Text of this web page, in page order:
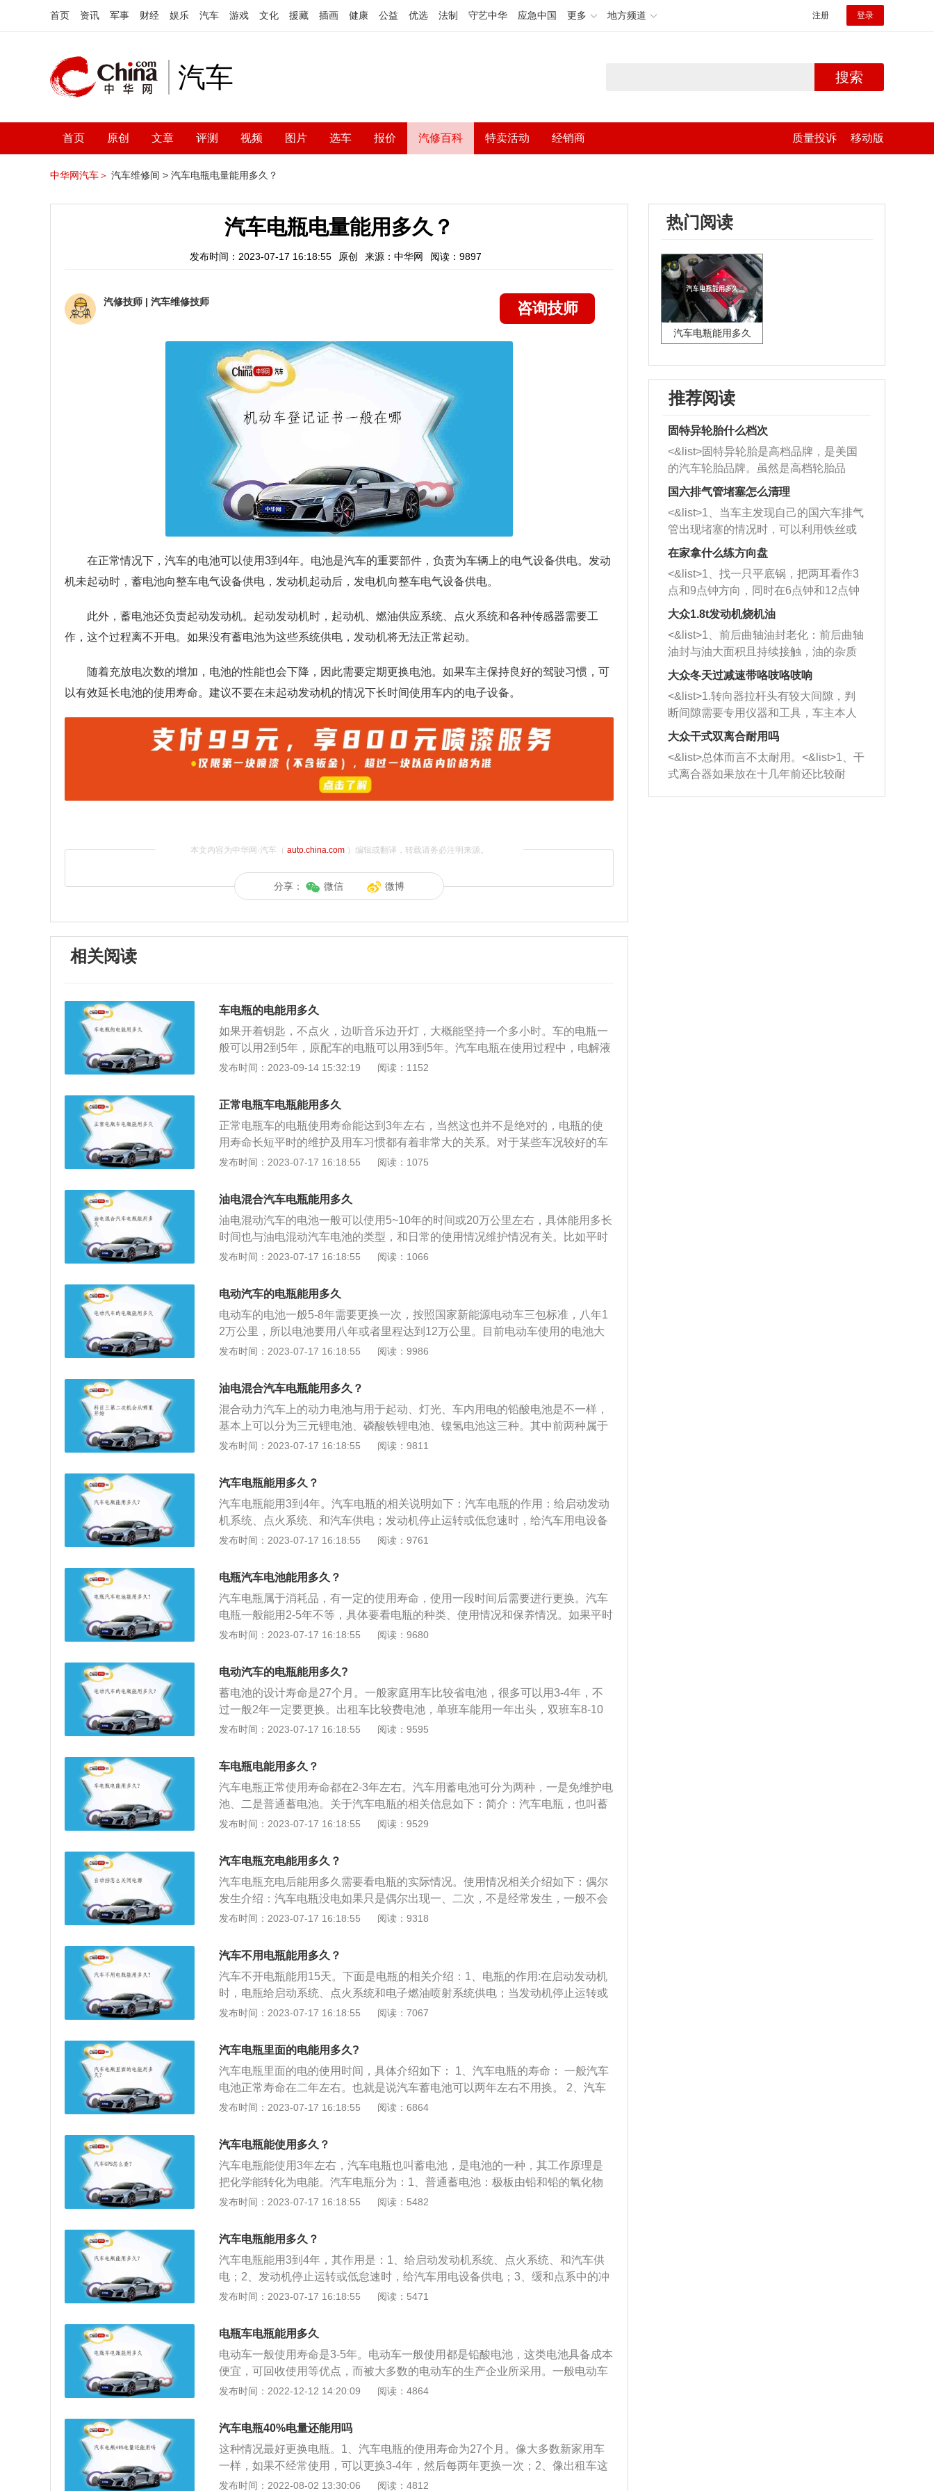
首页 资讯 军事 财经 娱乐 汽车 游戏 文化 援藏 插画 健康 公益 优选 法制 守艺中华 应急中国 更多 地方频道 注册 登录
汽车 搜索
首页 原创 文章 评测 视频 图片 选车 报价 汽修百科 特卖活动 经销商 质量投诉 移动版
中华网汽车＞ 汽车维修间 > 汽车电瓶电量能用多久？
汽车电瓶电量能用多久？
发布时间：2023-07-17 16:18:55 原创 来源：中华网 阅读：9897
汽修技师 | 汽车维修技师 咨询技师
在正常情况下，汽车的电池可以使用3到4年。电池是汽车的重要部件，负责为车辆上的电气设备供电。发动
机未起动时，蓄电池向整车电气设备供电，发动机起动后，发电机向整车电气设备供电。
此外，蓄电池还负责起动发动机。起动发动机时，起动机、燃油供应系统、点火系统和各种传感器需要工
作，这个过程离不开电。如果没有蓄电池为这些系统供电，发动机将无法正常起动。
随着充放电次数的增加，电池的性能也会下降，因此需要定期更换电池。如果车主保持良好的驾驶习惯，可
以有效延长电池的使用寿命。建议不要在未起动发动机的情况下长时间使用车内的电子设备。
本文内容为中华网·汽车（ auto.china.com）编辑或翻译，转载请务必注明来源。
分享： 微信 微博
相关阅读
车电瓶的电能用多久
如果开着钥匙，不点火，边听音乐边开灯，大概能坚持一个多小时。车的电瓶一
般可以用2到5年，原配车的电瓶可以用3到5年。汽车电瓶在使用过程中，电解液
会自然挥发损耗，如果电瓶电解液不足，会出现没电的情况，这时需要补充电解
长期停放，建议把电瓶负极拔掉，避免亏电，应一星期启动一次汽车，使电瓶在
尘、油污以及白色酸蚀粉末，这样能延长电瓶的使用寿命。
发布时间：2023-09-14 15:32:19 阅读：1152
正常电瓶车电瓶能用多久
正常电瓶车的电瓶使用寿命能达到3年左右，当然这也并不是绝对的，电瓶的使
用寿命长短平时的维护及用车习惯都有着非常大的关系。对于某些车况较好的车
辆来说，电瓶使用个5、6年都没问题。但是，如果车主的驾驶习惯非常不好的情
1、电瓶每次使用的放电深度越小，那么电瓶的使用寿命就会越长，所以不管电
瓶车的电瓶容量有多大，车主都应该要养成随用随充的习惯。2、如果电瓶需要
长时间的放置，那么一定要记得充足电，并且定期给电瓶补充电量，一般一个月
补充个1-2次。3、大电流放电对电瓶车的电瓶有一定的损害，所以驾驶电瓶车在
起步或者是上坡时，尽量用脚蹬辅助加力。
发布时间：2023-07-17 16:18:55 阅读：1075
油电混合汽车电瓶能用多久
油电混动汽车的电池一般可以使用5~10年的时间或20万公里左右，具体能用多长
时间也与油电混动汽车电池的类型，和日常的使用情况维护情况有关。比如平时
使用车子比较频繁，自然电瓶的使用寿命也会有所缩短。混合动力汽车上的动力
池、磷酸铁锂电池和镍氢电池。油电混动汽车的电池日常维护：1、想要保养油
没有接触不良等情况，车内电压是不是在正常的范围，更要对电池状况进行检
查。2、在使用油电混合车子的时候，勤给车辆的电池充电，铅酸蓄电池应保持
随用随充电的习惯，不可以直到电池电量用尽再充，那样会影响电池续航。如果
使用配套的专用型充电头，对车辆电池更为友好。
发布时间：2023-07-17 16:18:55 阅读：1066
电动汽车的电瓶能用多久
电动车的电池一般5-8年需要更换一次，按照国家新能源电动车三包标准，八年1
2万公里，所以电池要用八年或者里程达到12万公里。目前电动车使用的电池大
部分是锂电池。其优点是温度低，损耗低。锂电池也分为三元锂电池和磷酸铁锂
题是硬伤。三元锂电池的特点是在相同的体积和重量下，能量密度高，容量大，
电池一致性好，生产工艺成熟。根据日本汽车电池组的研究报告，三元锂电池的
循环寿命约为1500次(正常工作条件下)，而满充放电的使用寿命约为800次。同
时，在电池利用率大于25%的情况下，电池在正常工作条件下可充电1200次。
发布时间：2023-07-17 16:18:55 阅读：9986
油电混合汽车电瓶能用多久？
混合动力汽车上的动力电池与用于起动、灯光、车内用电的铅酸电池是不一样，
基本上可以分为三元锂电池、磷酸铁锂电池、镍氢电池这三种。其中前两种属于
锂离子电池，三元锂电池循环寿命在1000次以内，磷酸铁锂2000次左右，用在混
间停放：发现车辆长时间不运行时，电池在放置中自动放电，车主想用车时，电
动器，保证电池的电量始终充足。定期检查：车辆电瓶寿命为3至4年，高档车的
车内电子系统较多，电瓶寿命相对缩短，因此可定期测量电瓶的蓄电状况，使电
瓶始终保持最佳工作状态。
发布时间：2023-07-17 16:18:55 阅读：9811
汽车电瓶能用多久？
汽车电瓶能用3到4年。汽车电瓶的相关说明如下：汽车电瓶的作用：给启动发动
机系统、点火系统、和汽车供电；发动机停止运转或低怠速时，给汽车用电设备
供电；缓和点系中的冲击电压，保护汽车上的电子设备。电瓶保养方法：不要过
排气孔避免堵塞；避免电瓶水位过低；长期停车时要一周启动一次车辆为电瓶充
发布时间：2023-07-17 16:18:55 阅读：9761
电瓶汽车电池能用多久？
汽车电瓶属于消耗品，有一定的使用寿命，使用一段时间后需要进行更换。汽车
电瓶一般能用2-5年不等，具体要看电瓶的种类、使用情况和保养情况。如果平时
保养得当，再加上好的用车习惯，汽车电瓶寿命可以得到一定的延长，可以用4-5
蓄电池），目前大部分车型采用的是免维护电瓶，而大多数日系车则采用普通电
在2年左右，因此两年一换最合理。而免维护电瓶相对耐用点，一般3年左右一
换。定期保养：想要延长电瓶的使用寿命，就需要定期保养电瓶，还要有好的用
车习惯。当电解液不足时，会导致电瓶不存电，需要及时加注；在汽车熄火后，
议拔掉电瓶负极，将电瓶断电，这样可以避免亏电，最好一星期启动一次汽车，
电瓶会在发动机怠速状态下依靠内部发电机进行充电，这样能够确保电瓶有足够
电量供下次启动使用。
发布时间：2023-07-17 16:18:55 阅读：9680
电动汽车的电瓶能用多久?
蓄电池的设计寿命是27个月。一般家庭用车比较省电池，很多可以用3-4年，不
过一般2年一定要更换。出租车比较费电池，单班车能用一年出头，双班车8-10
个月左右。关于汽车电瓶的相关信息如下：汽车电瓶的简介：汽车电瓶，也叫蓄
的电瓶是指铅酸蓄电池。即一种主要由铅及其氧化物制成，电解液是硫酸溶液的
液是硫酸的水溶液。它的主要优点是电压稳定、价格便宜；缺点是比能低（即每
公斤蓄电池存储的电能）、使用寿命短和日常维护频繁。
发布时间：2023-07-17 16:18:55 阅读：9595
车电瓶电能用多久？
汽车电瓶正常使用寿命都在2-3年左右。汽车用蓄电池可分为两种，一是免维护电
池、二是普通蓄电池。关于汽车电瓶的相关信息如下：简介：汽车电瓶，也叫蓄
电池，是电池的一种，它的工作原理就是把化学能转化为电能。通常，人们所说
蓄电池。工作原理：它用填满海绵状铅的铅板作负极，填满二氧化铅的铅板作正
学能又转化为电能。
发布时间：2023-07-17 16:18:55 阅读：9529
汽车电瓶充电能用多久？
汽车电瓶充电后能用多久需要看电瓶的实际情况。使用情况相关介绍如下：偶尔
发生介绍：汽车电瓶没电如果只是偶尔出现一、二次，不是经常发生，一般不会
影响电瓶使用寿命。经常没电介绍：如果经常会出现电瓶没电（电瓶被过放
开不对电瓶进行补充电，同时电瓶采用贫液式设计，电解液里面的水分也会渐渐
已无法恢复其容量。
发布时间：2023-07-17 16:18:55 阅读：9318
汽车不用电瓶能用多久？
汽车不开电瓶能用15天。下面是电瓶的相关介绍：1、电瓶的作用:在启动发动机
时，电瓶给启动系统、点火系统和电子燃油喷射系统供电；当发动机停止运转或
怠速时，给汽车用电设备供电；发电机输出电量不足时，可以辅助给用电设备供
电能进行存储。2、电瓶的保养方法:定期启动一次汽车，给电瓶充电；在缺少电
通气；检查电池的正、角级有无被氧化的迹象；检查电路各部分有无老化或短路
的地方；离开车时关闭用电设备。
发布时间：2023-07-17 16:18:55 阅读：7067
汽车电瓶里面的电能用多久?
汽车电瓶里面的电的使用时间，具体介绍如下： 1、汽车电瓶的寿命： 一般汽车
电池正常寿命在二年左右。也就是说汽车蓄电池可以两年左右不用换。 2、汽车
电瓶的保养： 假如保养得当可以延长，最好的能用4年左右。汽车蓄电池没电征
瓶的注意事项： 现在的汽车蓄电池都是有保护功能的，它会保留足以打火的最低
电量，如果打开钥匙，不点火，听歌开灯，大概可以用一个多小时，按50ah算，
但是不建议您这样做，有损电池寿命。
发布时间：2023-07-17 16:18:55 阅读：6864
汽车电瓶能使用多久？
汽车电瓶能使用3年左右，汽车电瓶也叫蓄电池，是电池的一种，其工作原理是
把化学能转化为电能。汽车电瓶分为：1、普通蓄电池：极板由铅和铅的氧化物
构成；2、干式荷电铅酸蓄电池：特点是负极板有较高的储电能力，在完全干燥
量比较小，在使用寿命内基本不需要补充蒸馏水。汽车电瓶的作用是：1、在启
运转或低怠速时，给汽车用电设备供电；3、稳定整车电器的电压；4、储存多余
的电。
发布时间：2023-07-17 16:18:55 阅读：5482
汽车电瓶能用多久？
汽车电瓶能用3到4年，其作用是：1、给启动发动机系统、点火系统、和汽车供
电；2、发动机停止运转或低怠速时，给汽车用电设备供电；3、缓和点系中的冲
击电压，保护汽车上的电子设备。汽车电瓶的保养方法是：1、不要过度使用蓄
气孔避免堵塞；4、避免电瓶水位过低；5、长期停车时要一周启动一次车辆为电
发布时间：2023-07-17 16:18:55 阅读：5471
电瓶车电瓶能用多久
电动车一般使用寿命是3-5年。电动车一般使用都是铅酸电池，这类电池具备成本
便宜，可回收使用等优点，而被大多数的电动车的生产企业所采用。一般电动车
使用电池都是保修1年所以电动车电池依照每天使用电池容量的70%，周期就是1
竭！电池使用时要注意以下几点：1、电池每次使用的放电深度越小，电池的使
习惯。经常充电，使电池经常处于一个饱和的状态，尽量的不带人行驶，遇到坡
路时改为推行，行驶时尽量减少多刹车、多启动。2、电池需长时间放置时心须
先充足电并定期补充电量，一般1~2个月补充一次。3、大电流放电对电动自行车
发布时间：2022-12-12 14:20:09 阅读：4864
汽车电瓶40%电量还能用吗
这种情况最好更换电瓶。1、汽车电瓶的使用寿命为27个月。像大多数新家用车
一样，如果不经常使用，可以更换3-4年，然后每两年更换一次；2、像出租车这
种经常使用的营运车辆，可以使用一年，也可以使用8-10个月；3、这些更换周
发布时间：2022-08-02 13:30:06 阅读：4812
热门阅读
汽车电瓶能用多久
推荐阅读
固特异轮胎什么档次
<&list>固特异轮胎是高档品牌，是美国
的汽车轮胎品牌。虽然是高档轮胎品
牌，但是中高低端的轮胎都有生产，这
也是为了更好的开拓市场。
国六排气管堵塞怎么清理
<&list>1、当车主发现自己的国六车排气
管出现堵塞的情况时，可以利用铁丝或
者是细棍，直接将杂物给取出来，如果
堵塞情况比较严重，也可以采取应急措
施。 <&list>2、直接利用木棍将所有的
杂物推到排气管里面的位置处，然后将
三元催化器拆解开，就可以将堵塞的东
西取出来。但如果是因为积碳过多引起
的堵塞，就需要将三元催化器泡在草酸
洗剂对堵塞的情况得到解决，将清洗剂
放在燃油箱中，与燃油混合后，车辆启
动时，就可以和汽油一起进入到燃烧
室，最后形成废气排出，就可以让三元
催化器得到清洗，排气管堵塞的情况就
能够得到解决。
在家拿什么练方向盘
<&list>1、找一只平底锅，把两耳看作3
点和9点钟方向，同时在6点钟和12点钟
方向做一个标记。 <&list>2、双手握住
一圈半的练习，往右同样也要打相同的
圈数。 <&list>3、最后强调要反复练
习，这样就可以形成肌肉记忆，在真实
驾驶车辆时，不需要记忆也能打好方
向。
大众1.8t发动机烧机油
<&list>1、前后曲轴油封老化：前后曲轴
油封与油大面积且持续接触，油的杂质
和发动机内持续温度变化使其密封效果
逐渐减弱，导致渗油或漏油。<&list>2、
活塞间隙过大：积碳会使活塞环与缸体
的间隙扩大，导致机油流入燃烧室中，
造成烧机油。<&list>3、机油粘度。使用
机油粘度过小的话，同样会有烧机油现
象，机油粘度过小具有很好的流动性，
大众冬天过减速带咯吱咯吱响
<&list>1.转向器拉杆头有较大间隙，判
断间隙需要专用仪器和工具，车主本人
无法制作，需要将车辆送到修理厂或4s
店；<&list>2.车辆半轴套管防尘罩破
裂，破裂后会出现漏油现象，使半轴磨
损严重，磨损的半轴容易损坏，产生异
响；<&list>3.稳定器的转向胶套和球头
大众干式双离合耐用吗
<&list>总体而言不太耐用。<&list>1、干
式离合器如果放在十几年前还比较耐